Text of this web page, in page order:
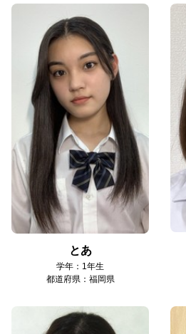
とあ
学年：1年生
都道府県：福岡県